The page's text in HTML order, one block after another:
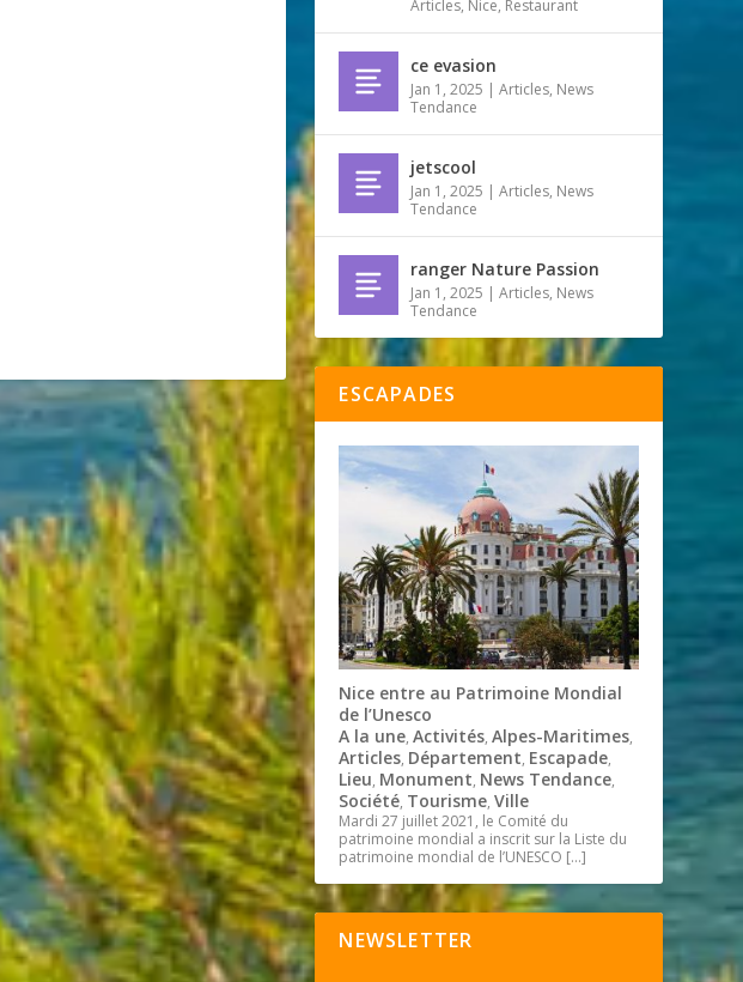
Articles, Nice, Restaurant
ce evasion
Jan 1, 2025 |Articles, News
Tendance
jetscool
Jan 1, 2025 |Articles, News
Tendance
ranger Nature Passion
Jan 1, 2025 |Articles, News
Tendance
ESCAPADES
Nice entre au Patrimoine Mondial
de l’Unesco
A la une,Activités,Alpes-Maritimes,
Articles, Département, Escapade,
Lieu, Monument, News Tendance,
Société, Tourisme,Ville
Mardi 27 juillet 2021, le Comité du
patrimoine mondial a inscrit sur la Liste du
patrimoine mondial de l’UNESCO […]
NEWSLETTER